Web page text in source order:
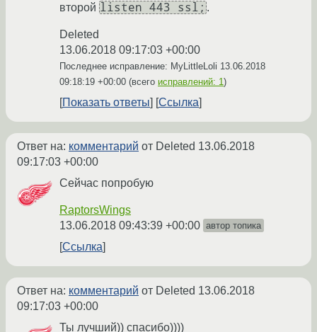
второй listen 443 ssl; .
Deleted
13.06.2018 09:17:03 +00:00
Последнее исправление: MyLittleLoli 13.06.2018
09:18:19 +00:00 (всего исправлений: 1)
Показать ответы Ссылка
Ответ на: комментарий от Deleted 13.06.2018
09:17:03 +00:00
Сейчас попробую
RaptorsWings
13.06.2018 09:43:39 +00:00 автор топика
Ссылка
Ответ на: комментарий от Deleted 13.06.2018
09:17:03 +00:00
Ты лучший)) спасибо))))